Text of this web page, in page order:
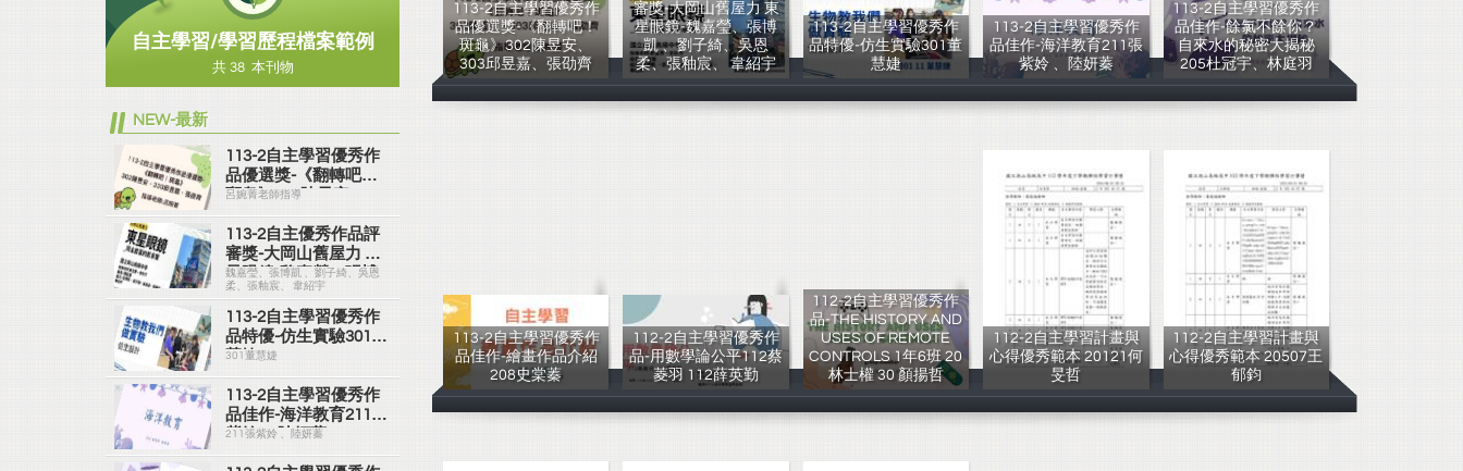
113-2自主學習優秀作
品優選獎-《翻轉吧！
斑龜》302陳昱安、
303邱昱嘉、張劭齊
呂婉菁老師指導
審獎-大岡山舊屋力 東
星眼鏡-魏嘉瑩、張博
凱 、劉子綺、吳恩
柔、張釉宸、 韋紹宇
魏嘉瑩、張博凱
113-2自主學習優秀作
品特優-仿生實驗301董
慧婕
301董慧婕
113-2自主學習優秀作
品佳作-海洋教育211張
紫姈 、陸妍蓁
211張紫姈 、陸
113-2自主學習優秀作
品佳作-餘氯不餘你？
自來水的秘密大揭秘
205杜冠宇、林庭羽
205杜冠宇、林
113-2自主學習優秀作
品佳作-繪畫作品介紹
208史棠蓁
李幸玲老師指導
112-2自主學習優秀作
品-用數學論公平112蔡
菱羽 112薛英勤
PB
112-2自主學習優秀作
品-THE HISTORY AND
USES OF REMOTE
CONTROLS 1年6班 20
林士權 30 顏揚哲
PB
112-2自主學習計畫與
心得優秀範本 20121何
旻哲
PB
112-2自主學習計畫與
心得優秀範本 20507王
郁鈞
PB
自主學習/學習歷程檔案範例
共 38 本刊物
NEW-最新
113-2自主學習優秀作
品優選獎-《翻轉吧！
斑龜》302陳昱安、
303邱昱嘉、張劭齊
呂婉菁老師指導
113-2自主優秀作品評
審獎-大岡山舊屋力 東
星眼鏡-魏嘉瑩、張博
凱 、劉子綺、吳恩
柔、張釉宸、 韋紹宇
魏嘉瑩、張博凱 、劉子綺、吳恩
柔、張釉宸、 韋紹宇
113-2自主學習優秀作
品特優-仿生實驗301董
慧婕
301董慧婕
113-2自主學習優秀作
品佳作-海洋教育211張
紫姈 、陸妍蓁
211張紫姈 、陸妍蓁